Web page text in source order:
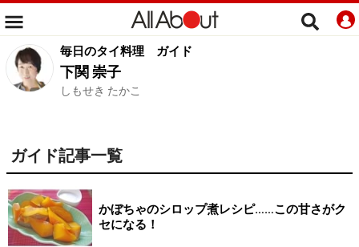
毎日のタイ料理 ガイド
下関 崇子
しもせき たかこ
ガイド記事一覧
かぼちゃのシロップ煮レシピ……この甘さがク
セになる！